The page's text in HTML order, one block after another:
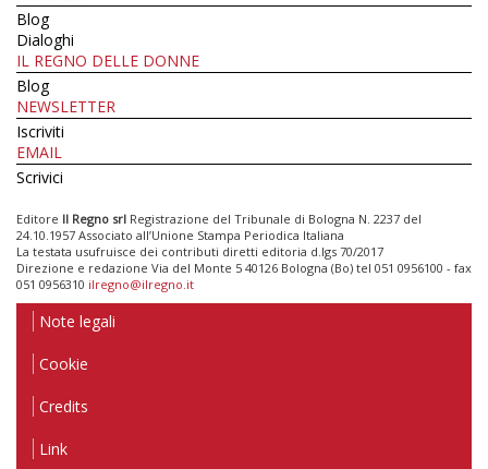
Blog
Dialoghi
IL REGNO DELLE DONNE
Blog
NEWSLETTER
Iscriviti
EMAIL
Scrivici
Editore Il Regno srl Registrazione del Tribunale di Bologna N. 2237 del
24.10.1957 Associato all’Unione Stampa Periodica Italiana
La testata usufruisce dei contributi diretti editoria d.lgs 70/2017
Direzione e redazione Via del Monte 5 40126 Bologna (Bo) tel 051 0956100 - fax
051 0956310 ilregno@ilregno.it
Note legali
Cookie
Credits
Link